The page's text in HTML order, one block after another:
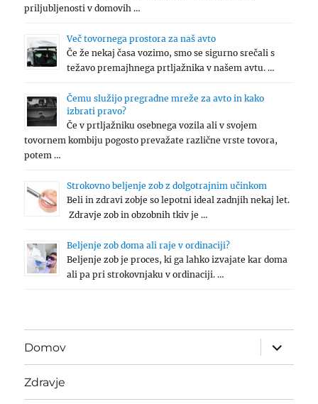
priljubljenosti v domovih …
Več tovornega prostora za naš avto
Če že nekaj časa vozimo, smo se sigurno srečali s
težavo premajhnega prtljažnika v našem avtu. …
Čemu služijo pregradne mreže za avto in kako
izbrati pravo?
Če v prtljažniku osebnega vozila ali v svojem
tovornem kombiju pogosto prevažate različne vrste tovora,
potem …
Strokovno beljenje zob z dolgotrajnim učinkom
Beli in zdravi zobje so lepotni ideal zadnjih nekaj let.
Zdravje zob in obzobnih tkiv je …
Beljenje zob doma ali raje v ordinaciji?
Beljenje zob je proces, ki ga lahko izvajate kar doma
ali pa pri strokovnjaku v ordinaciji. …
Domov
expand
child
menu
Zdravje